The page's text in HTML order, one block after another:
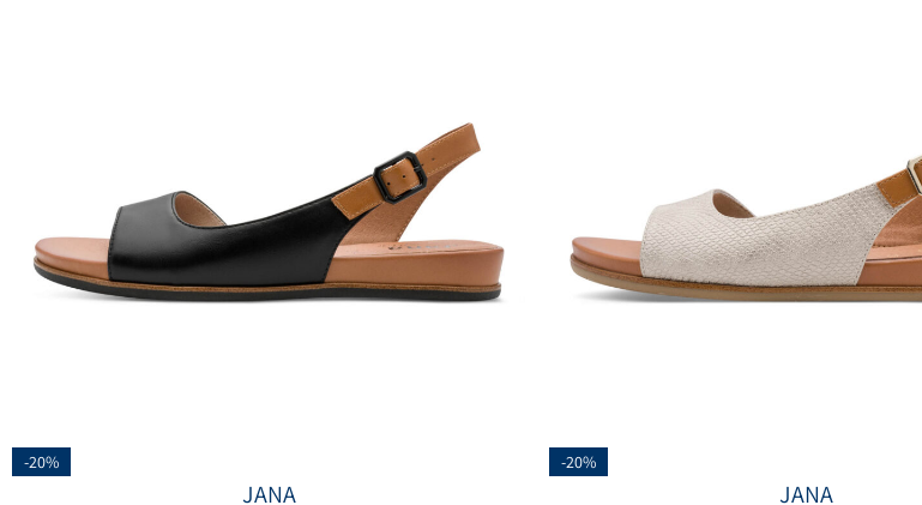
-20%
JANA
-20%
JANA